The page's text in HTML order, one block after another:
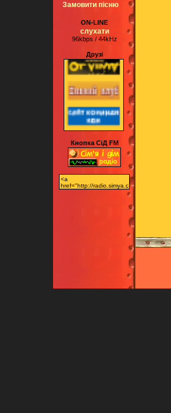
Замовити пісню
ON-LINE
слухати
96kbps / 44kHz
Друзі
Кнопка СіД FM